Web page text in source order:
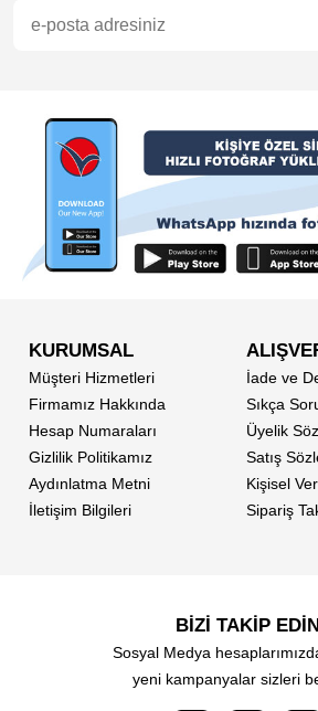
KURUMSAL
Müşteri Hizmetleri
Firmamız Hakkında
Hesap Numaraları
Gizlilik Politikamız
Aydınlatma Metni
İletişim Bilgileri
İade ve
Sıkça
Üyelik
Satış
Kişisel
Sipariş
BİZİ TAKİP
Sosyal Medya
yeni kampanyalar sizleri